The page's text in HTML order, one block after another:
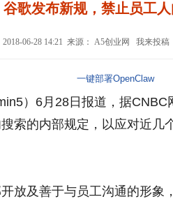
谷歌发布新规，禁止员工
2018-06-28 14:21 来源： A5创业网 我来投稿
一键部署OpenClaw
）6月28日报道，据
索的内部规定，以应对近几
放及善于与员工沟通的形象